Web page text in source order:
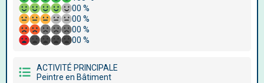
00 %
00 %
00 %
00 %
ACTIVITÉ PRINCIPALE
Peintre en Bâtiment